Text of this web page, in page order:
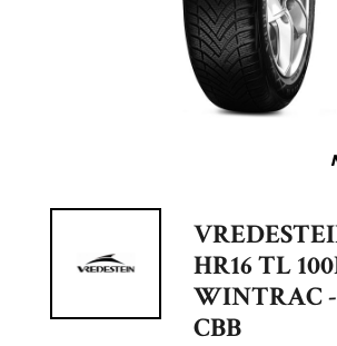
HR16 TL
WINTRAC -
CBB